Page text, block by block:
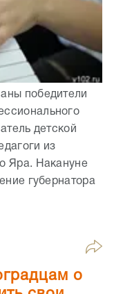
победители
детской
из
Яра. Накануне
губернатора
о